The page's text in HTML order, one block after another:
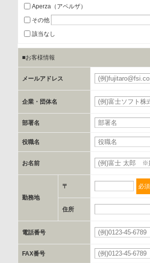
a.個人情報の提供・利用目的
当該企業/団体のサービス等のご案内及び当該
お客様のご氏名、フリガナ、企業・団体名、
郵便番号、住所、電話番号、FAX番号、メー
c.第三者への提供の手段または手法
書類の送付又は電子的な方法
d.提供先および管理者
当社とイベント/セミナーを共同で開催する企
e.個人情報取り扱いに関する契約
当社と当該企業/団体とは、個人情報取扱に関
を行います。
Aperza（アペルザ）
その他
該当なし
■お客様情報
メールアドレス
企業・団体名
部署名
役職名
お名前
勤務地
〒 必須
住所
電話番号
FAX番号